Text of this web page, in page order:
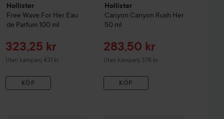
Hollister
Free Wave For Her Eau
de Parfum 100 ml
Reapris
323,25 kr
Utan kampanj 431 kr
KÖP
Hollister
Canyon Canyon Rush Her
50 ml
Reapris
283,50 kr
Utan kampanj 378 kr
KÖP